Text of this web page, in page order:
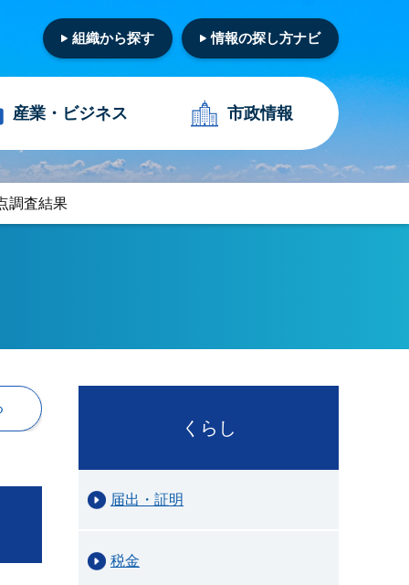
組織から探す 情報の探し方ナビ
産業・ ビジネス 市政情報
調査結果
くらし
届出・証明
税金